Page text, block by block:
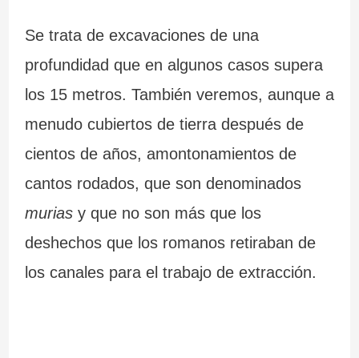
Se trata de excavaciones de una
profundidad que en algunos casos supera
los 15 metros. También veremos, aunque a
menudo cubiertos de tierra después de
cientos de años, amontonamientos de
cantos rodados, que son denominados
muriasy que no son más que los
deshechos que los romanos retiraban de
los canales para el trabajo de extracción.